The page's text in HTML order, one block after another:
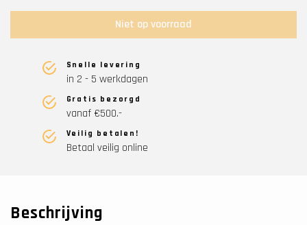
Niet op voorraad
Snelle levering
in 2 - 5 werkdagen
Gratis bezorgd
vanaf €500.-
Veilig betalen!
Betaal veilig online
Beschrijving